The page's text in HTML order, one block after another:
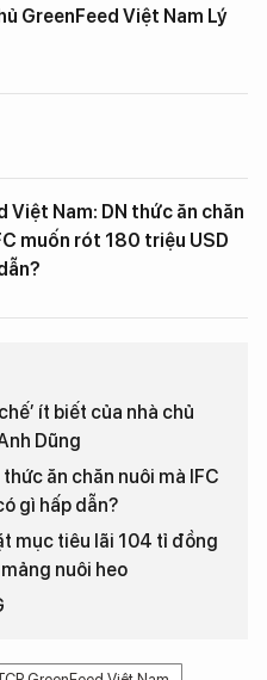
GreenFeed Việt Nam Lý
Việt Nam: DN thức ăn chăn
muốn rót 180 triệu USD
ít biết của nhà chủ
Dũng
ăn chăn nuôi mà IFC
gì hấp dẫn?
mục tiêu lãi 104 tỉ đồng
nuôi heo